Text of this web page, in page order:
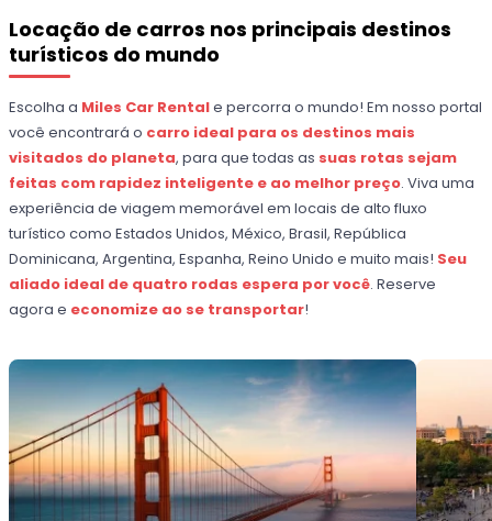
Locação de carros nos principais destinos
turísticos do mundo
Escolha a Miles Car Rentale percorra o mundo! Em nosso portal
você encontrará o carro ideal para os destinos mais
visitados do planeta, para que todas as suas rotas sejam
feitas com rapidez inteligente e ao melhor preço. Viva uma
experiência de viagem memorável em locais de alto fluxo
turístico como Estados Unidos, México, Brasil, República
Dominicana, Argentina, Espanha, Reino Unido e muito mais! Seu
aliado ideal de quatro rodas espera por você. Reserve
agora e economize ao se transportar!